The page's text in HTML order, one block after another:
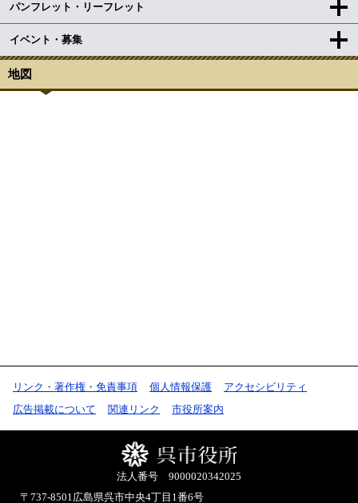
パンフレット・リーフレット
イベント・募集
地図
リンク・著作権・免責事項 個人情報保護
アクセシビリティ
広告掲載について
関連リンク 市役所案内
法人番号 9000020342025
〒737-8501広島県呉市中央4丁目1番6号